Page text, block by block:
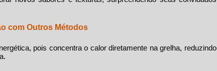
com Outros Métodos
pois concentra o calor diretamente na grelha, reduzindo